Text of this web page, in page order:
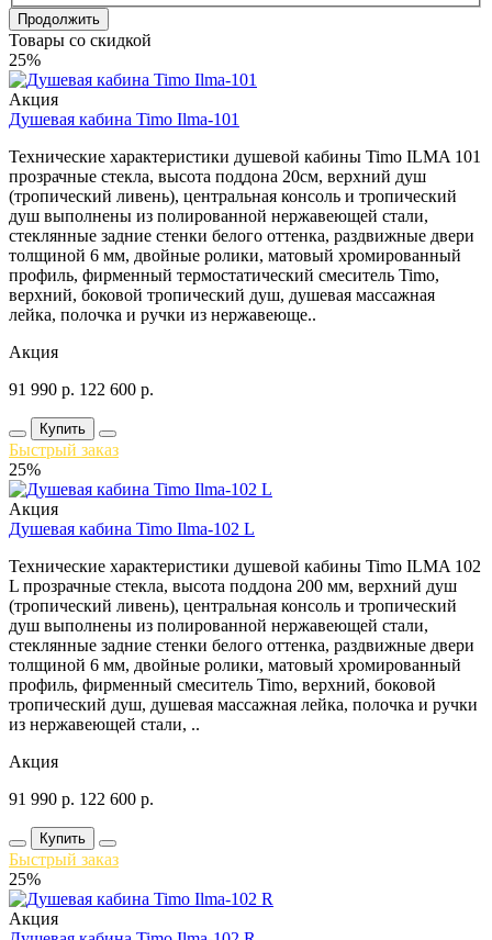
Продолжить
Товары со скидкой
25%
Акция
Душевая кабина Timo Ilma-101
Технические характеристики душевой кабины Timo ILMA 101
прозрачные стекла, высота поддона 20см, верхний душ
(тропический ливень), центральная консоль и тропический
душ выполнены из полированной нержавеющей стали,
стеклянные задние стенки белого оттенка, раздвижные двери
толщиной 6 мм, двойные ролики, матовый хромированный
профиль, фирменный термостатический смеситель Timo,
верхний, боковой тропический душ, душевая массажная
лейка, полочка и ручки из нержавеюще..
Акция
91 990 р. 122 600 р.
Купить
Быстрый заказ
25%
Акция
Душевая кабина Timo Ilma-102 L
Технические характеристики душевой кабины Timo ILMA 102
L прозрачные стекла, высота поддона 200 мм, верхний душ
(тропический ливень), центральная консоль и тропический
душ выполнены из полированной нержавеющей стали,
стеклянные задние стенки белого оттенка, раздвижные двери
толщиной 6 мм, двойные ролики, матовый хромированный
профиль, фирменный смеситель Timo, верхний, боковой
тропический душ, душевая массажная лейка, полочка и ручки
из нержавеющей стали, ..
Акция
91 990 р. 122 600 р.
Купить
Быстрый заказ
25%
Акция